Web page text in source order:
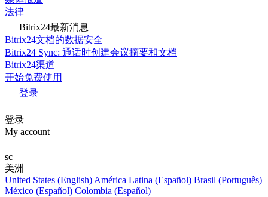
法律
Bitrix24最新消息
Bitrix24文档的数据安全
Bitrix24 Sync: 通话时创建会议摘要和文档
Bitrix24渠道
开始免费使用
登录
登录
My account
sc
美洲
United States (English) América Latina (Español) Brasil (Português)
México (Español) Colombia (Español)